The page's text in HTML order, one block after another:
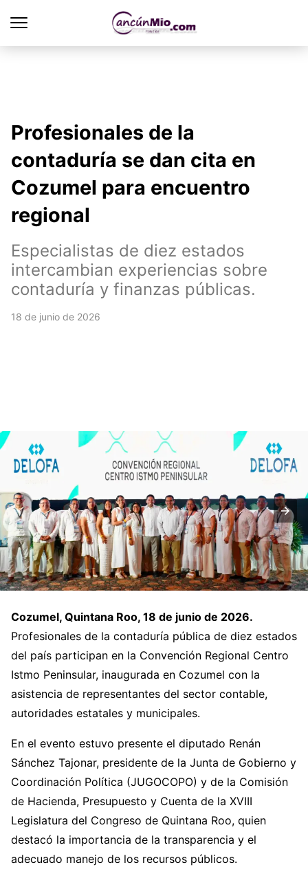
Profesionales de la
contaduría se dan cita en
Cozumel para encuentro
regional
Especialistas de diez estados
intercambian experiencias sobre
contaduría y finanzas públicas.
18 de junio de 2026
Cozumel, Quintana Roo, 18 de junio de 2026.
Profesionales de la contaduría pública de diez estados
del país participan en la Convención Regional Centro
Istmo Peninsular, inaugurada en Cozumel con la
asistencia de representantes del sector contable,
autoridades estatales y municipales.
En el evento estuvo presente el diputado Renán
Sánchez Tajonar, presidente de la Junta de Gobierno y
Coordinación Política (JUGOCOPO) y de la Comisión
de Hacienda, Presupuesto y Cuenta de la XVIII
Legislatura del Congreso de Quintana Roo, quien
destacó la importancia de la transparencia y el
adecuado manejo de los recursos públicos.